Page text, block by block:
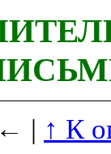
← | ↑ К